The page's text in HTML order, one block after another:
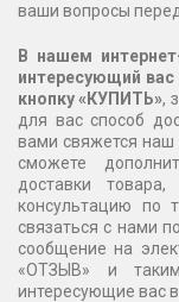
ваши вопросы
В нашем
интересующий
кнопку «КУПИТЬ»,
для вас способ
вами свяжется наш
сможете
доставки
консультацию по
связаться с нами
сообщение на
«ОТЗЫВ» и
интересующие вас